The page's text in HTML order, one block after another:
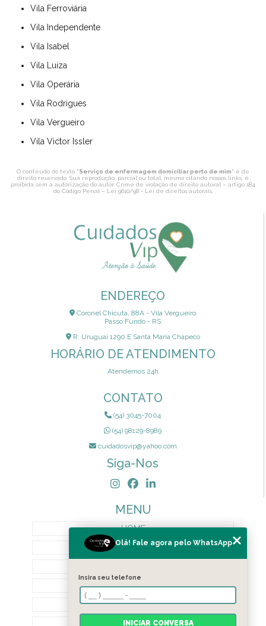
Vila Ferroviária
Vila Independente
Vila Isabel
Vila Luiza
Vila Operária
Vila Rodrigues
Vila Vergueiro
Vila Victor Issler
O conteúdo do texto "Serviço de enfermagem domiciliar perto de mim" é de
direito reservado. Sua reprodução, parcial ou total, mesmo citando nossos links, é
proibida sem a autorização do autor. Crime de violação de direito autoral – artigo 184
do Código Penal – Lei 9610/98 - Lei de direitos autorais.
ENDEREÇO
Coronel Chicuta, 88A - Vila Vergueiro
Passo Fundo - RS
R: Uruguai 1290 E Santa Maria Chapeco
HORÁRIO DE ATENDIMENTO
Atendemos 24h
CONTATO
(54) 3045-7004
(54) 98129-8989
cuidadosvip@yahoo.com
Siga-Nos
MENU
HOME
QUEM SOMOS
TERMOS DE PRIVACIDADE
CONTATO
BLOG
Olá! Fale agora pelo WhatsApp
Insira seu telefone
INICIAR CONVERSA